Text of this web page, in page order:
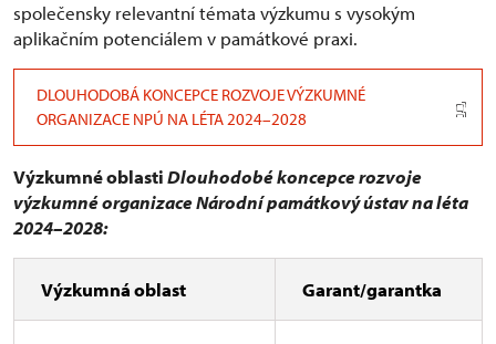
společensky relevantní témata výzkumu s vysokým
aplikačním potenciálem v památkové praxi.
DLOUHODOBÁ KONCEPCE ROZVOJE VÝZKUMNÉ
ORGANIZACE NPÚ NA LÉTA 2024–2028
Výzkumné oblastiDlouhodobé koncepce rozvoje
výzkumné organizace Národní památkový ústav na léta
2024–2028:
Výzkumná oblast Garant/garantka